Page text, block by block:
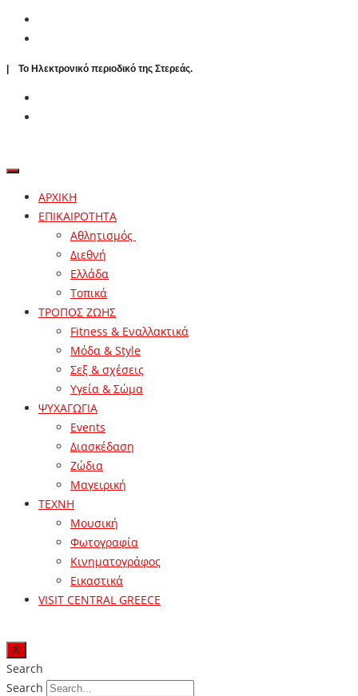
| To Ηλεκτρονικό περιοδικό της Στερεάς.
ΑΡΧΙΚΗ
ΕΠΙΚΑΙΡΟΤΗΤΑ
Αθλητισμός
Διεθνή
Ελλάδα
Τοπικά
ΤΡΟΠΟΣ ΖΩΗΣ
Fitness & Εναλλακτικά
Μόδα & Style
Σεξ & σχέσεις
Υγεία & Σώμα
ΨΥΧΑΓΩΓΙΑ
Events
Διασκέδαση
Ζώδια
Μαγειρική
ΤΕΧΝΗ
Μουσική
Φωτογραφία
Κινηματογράφος
Εικαστικά
VISIT CENTRAL GREECE
X
Search
Search